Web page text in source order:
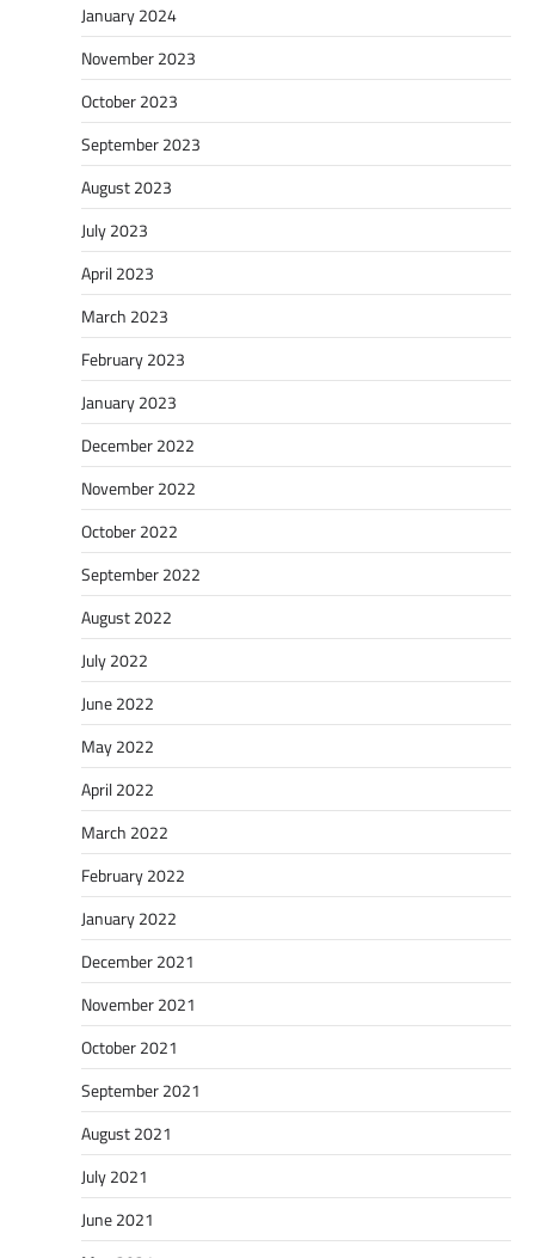
January 2024
November 2023
October 2023
September 2023
August 2023
July 2023
April 2023
March 2023
February 2023
January 2023
December 2022
November 2022
October 2022
September 2022
August 2022
July 2022
June 2022
May 2022
April 2022
March 2022
February 2022
January 2022
December 2021
November 2021
October 2021
September 2021
August 2021
July 2021
June 2021